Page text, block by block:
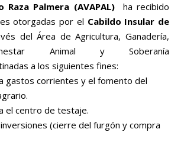
Raza Palmera (AVAPAL)ha recibido
otorgadas por el Cabildo Insular de
del Área de Agricultura, Ganadería,
Animal y Soberanía
a los siguientes fines:
gastos corrientes y el fomento del
el centro de testaje.
(cierre del furgón y compra